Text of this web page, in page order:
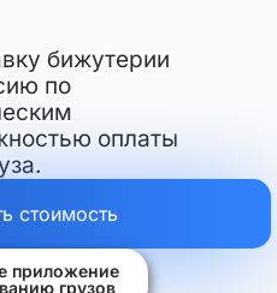
бижутерии
по
оплаты
стоимость
приложение
грузов